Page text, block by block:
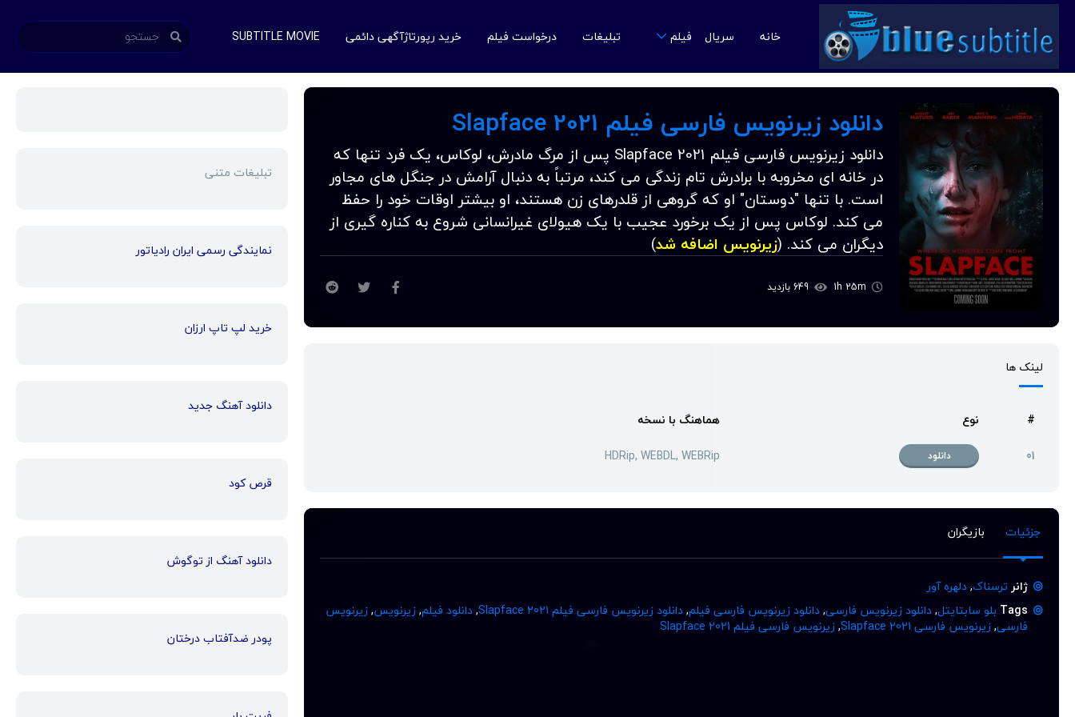
خانه سریال فیلم تبلیغات درخواست فیلم خرید رپورتاژآگهی دائمی SUBTITLE MOVIE
دانلود زیرنویس فارسی فیلم Slapface 2021
دانلود زیرنویس فارسی فیلم Slapface 2021 پس از مرگ مادرش، لوکاس، یک فرد تنها که
در خانه ای مخروبه با برادرش تام زندگی می کند، مرتباً به دنبال آرامش در جنگل های مجاور
است. با تنها "دوستان" او که گروهی از قلدرهای زن هستند، او بیشتر اوقات خود را حفظ
می کند. لوکاس پس از یک برخورد عجیب با یک هیولای غیرانسانی شروع به کناره گیری از
دیگران می کند. (زیرنویس اضافه شد)
649 بازدید
لینک ها
# نوع
هماهنگ با نسخه
01
دانلود HDRip, WEBDL, WEBRip
جزئیات بازیگران
ژانر ترسناک,دلهره آور
Tags بلو سابتایتل,دانلود زیرنویس فارسی,دانلود زیرنویس فارسی فیلم,دانلود زیرنویس فارسی فیلم Slapface 2021 ,دانلود فیلم,زیرنویس,زیرنویس
فارسی,زیرنویس فارسی Slapface 2021 ,زیرنویس فارسی فیلم Slapface 2021
تبلیغات متنی
نمایندگی رسمی ایران رادیاتور
خرید لپ تاپ ارزان
دانلود آهنگ جدید
قرص کود
دانلود آهنگ از توگوش
پودر ضدآفتاب درختان